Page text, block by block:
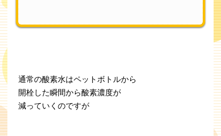
通常の酸素水はペットボトルから
開栓した瞬間から酸素濃度が
減っていくのですが